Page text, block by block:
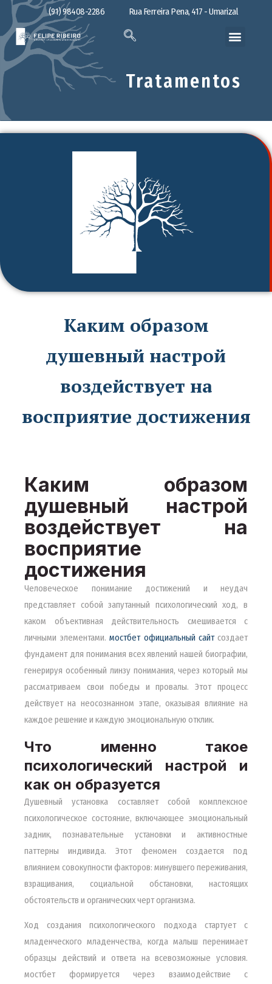
(91) 98408-2286 Rua Ferreira Pena, 417 - Umarizal
Tratamentos
Каким образом
душевный настрой
воздействует на
восприятие достижения
Каким образом
душевный настрой
воздействует на
восприятие
достижения
Человеческое понимание достижений и неудач
представляет собой запутанный психологический ход, в
каком объективная действительность смешивается с
личными элементами.мостбет официальный сайтсоздает
фундамент для понимания всех явлений нашей биографии,
генерируя особенный линзу понимания, через который мы
рассматриваем свои победы и провалы. Этот процесс
действует на неосознанном этапе, оказывая влияние на
каждое решение и каждую эмоциональную отклик.
Что именно такое
психологический настрой и
как он образуется
Душевный установка составляет собой комплексное
психологическое состояние, включающее эмоциональный
задник, познавательные установки и активностные
паттерны индивида. Этот феномен создается под
влиянием совокупности факторов: минувшего переживания,
взращивания, социальной обстановки, настоящих
обстоятельств и органических черт организма.
Ход создания психологического подхода стартует с
младенческого младенчества, когда малыш перенимает
образцы действий и ответа на всевозможные условия.
мостбет формируется через взаимодействие с